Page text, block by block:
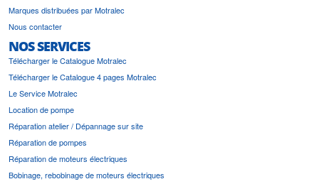
Marques distribuées par Motralec
Nous contacter
NOS SERVICES
Télécharger le Catalogue Motralec
Télécharger le Catalogue 4 pages Motralec
Le Service Motralec
Location de pompe
Réparation atelier / Dépannage sur site
Réparation de pompes
Réparation de moteurs électriques
Bobinage, rebobinage de moteurs électriques